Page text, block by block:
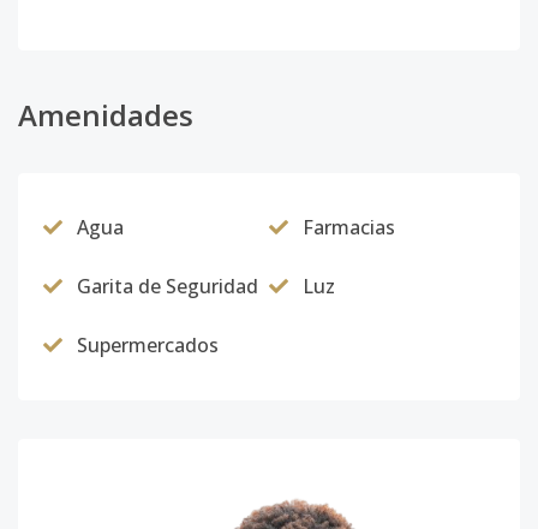
Amenidades
Agua Farmacias
Garita de Seguridad Luz
Supermercados